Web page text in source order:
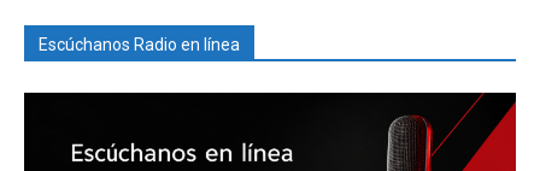
Escúchanos Radio en línea